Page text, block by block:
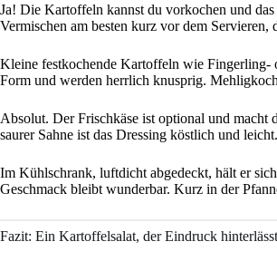
Ja! Die Kartoffeln kannst du vorkochen und
Vermischen am besten kurz vor dem
Kleine festkochende Kartoffeln wie Fingerling-
Form und werden herrlich knusprig.
Absolut. Der Frischkäse ist optional und macht
saurer Sahne ist das Dressing köstlich und
Im Kühlschrank, luftdicht abgedeckt, hält er
Geschmack bleibt wunderbar. Kurz in der
Fazit: Ein Kartoffelsalat, der Eindruck hinterlässt